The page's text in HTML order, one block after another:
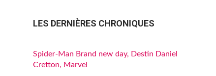
LES DERNIÈRES CHRONIQUES
Spider-Man Brand new day, Destin Daniel
Cretton, Marvel